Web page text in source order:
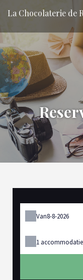
La Chocolaterie de
Van
1